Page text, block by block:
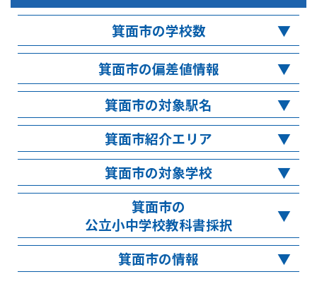
箕面市の学校数
箕面市の偏差値情報
箕面市の対象駅名
箕面市紹介エリア
箕面市の対象学校
箕面市の
公立小中学校教科書採択
箕面市の情報